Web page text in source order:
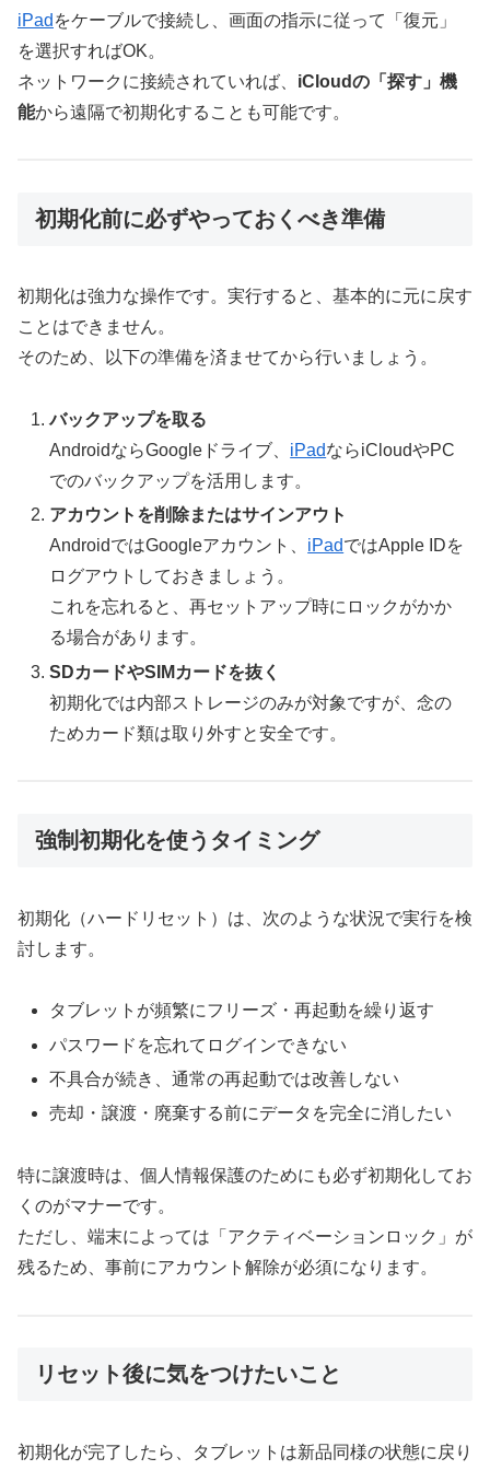
iPad をケーブルで接続し、画面の指示に従って「復元」
を選択すればOK。
ネットワークに接続されていれば、 iCloudの「探す」機
能から遠隔で初期化することも可能です。
初期化前に必ずやっておくべき準備
初期化は強力な操作です。実行すると、基本的に元に戻す
ことはできません。
そのため、以下の準備を済ませてから行いましょう。
バックアップを取る
AndroidならGoogleドライブ、 iPadならiCloudやPC
でのバックアップを活用します。
アカウントを削除またはサインアウト
AndroidではGoogleアカウント、 iPadではApple IDを
ログアウトしておきましょう。
これを忘れると、再セットアップ時にロックがかか
る場合があります。
SDカードやSIMカードを抜く
初期化では内部ストレージのみが対象ですが、念の
ためカード類は取り外すと安全です。
強制初期化を使うタイミング
初期化（ハードリセット）は、次のような状況で実行を検
討します。
タブレットが頻繁にフリーズ・再起動を繰り返す
パスワードを忘れてログインできない
不具合が続き、通常の再起動では改善しない
売却・譲渡・廃棄する前にデータを完全に消したい
特に譲渡時は、個人情報保護のためにも必ず初期化してお
くのがマナーです。
ただし、端末によっては「アクティベーションロック」が
残るため、事前にアカウント解除が必須になります。
リセット後に気をつけたいこと
初期化が完了したら、タブレットは新品同様の状態に戻り